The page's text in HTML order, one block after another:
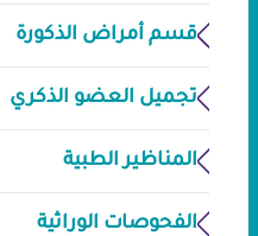
قسم أمراض الذكورة
تجميل العضو الذكري
المناظير الطبية
الفحوصات الوراثية